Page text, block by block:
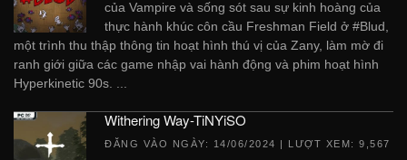
của Vampire và sống sót sau sự kinh hoàng của
thực hành khúc côn cầu Freshman Field ở #Blud,
một trình thu thập thông tin hoạt hình thú vị của Zany, làm mờ đi
ranh giới giữa các game nhập vai hành động và phim hoạt hình
Hyperkinetic 90s. ...
Withering Way-TiNYiSO
ĐĂNG VÀO NGÀY: 14/06/2024 | LƯỢT XEM: 9,567